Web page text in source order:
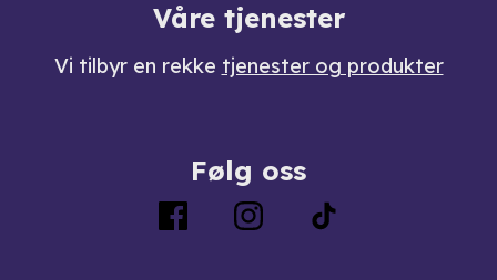
Våre tjenester
Vi tilbyr en rekke tjenester og produkter
Følg oss